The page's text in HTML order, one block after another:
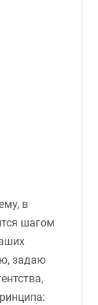
в
шагом
задаю